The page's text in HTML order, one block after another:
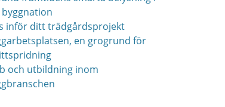
inför ditt trädgårdsprojekt
en grogrund för
och utbildning inom